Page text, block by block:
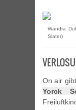
Wandra
Slater)
On air
Yorck